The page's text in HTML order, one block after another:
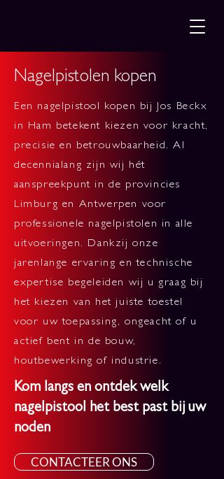
Nagelpistolen kopen
Een nagelpistool kopen bij Jos Beckx
in Ham betekent kiezen voor kracht,
precisie en betrouwbaarheid. Al
decennialang zijn wij hét
aanspreekpunt in de provincies
Limburg en Antwerpen voor
professionele nagelpistolen in alle
uitvoeringen. Dankzij onze
jarenlange ervaring en technische
expertise begeleiden wij u graag bij
het kiezen van het juiste toestel
voor uw toepassing, ongeacht of u
actief bent in de bouw,
houtbewerking of industrie.
Kom langs en ontdek welk
nagelpistool het best past bij uw
noden
CONTACTEER ONS